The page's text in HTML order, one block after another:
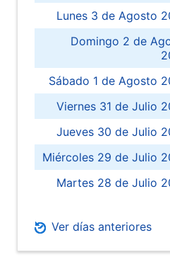
Lunes 3 de Agosto
Domingo 2 de
Sábado 1 de Agosto
Viernes 31 de Julio
Jueves 30 de Julio
Miércoles 29 de Julio
Martes 28 de Julio
Ver días anteriores